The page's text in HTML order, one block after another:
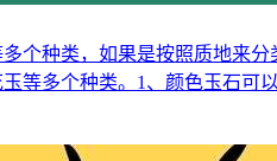
个种类，如果是按照质地来
等多个种类。1、颜色玉石可